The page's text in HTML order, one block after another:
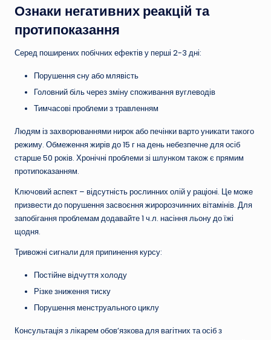
Ознаки негативних реакцій та
протипоказання
Серед поширених побічних ефектів у перші 2-3 дні:
Порушення сну або млявість
Головний біль через зміну споживання вуглеводів
Тимчасові проблеми з травленням
Людям із захворюваннями нирок або печінки варто уникати такого
режиму. Обмеження жирів до 15 г на день небезпечне для осіб
старше 50 років. Хронічні проблеми зі шлунком також є прямим
протипоказанням.
Ключовий аспект – відсутність рослинних олій у раціоні. Це може
призвести до порушення засвоєння жиророзчинних вітамінів. Для
запобігання проблемам додавайте 1 ч.л. насіння льону до їжі
щодня.
Тривожні сигнали для припинення курсу:
Постійне відчуття холоду
Різке зниження тиску
Порушення менструального циклу
Консультація з лікарем обов’язкова для вагітних та осіб з